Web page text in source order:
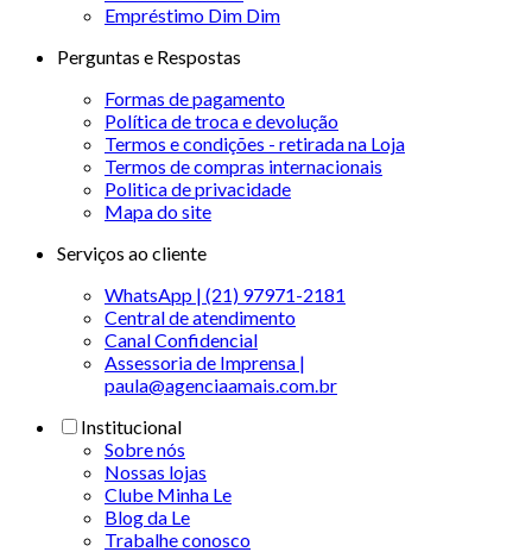
Empréstimo Dim Dim
Perguntas e Respostas
Formas de pagamento
Política de troca e devolução
Termos e condições - retirada na Loja
Termos de compras internacionais
Politica de privacidade
Mapa do site
Serviços ao cliente
WhatsApp | (21) 97971-2181
Central de atendimento
Canal Confidencial
Assessoria de Imprensa |
paula@agenciaamais.com.br
Institucional
Sobre nós
Nossas lojas
Clube Minha Le
Blog da Le
Trabalhe conosco